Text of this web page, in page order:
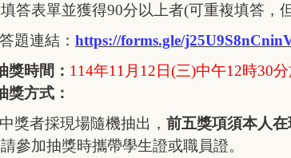
填答表單並獲得90分以上者(可重複填答，
答題連結： https://forms.gle/
獎時間： 114年11月12日(三)中午12時30
獎方式：
中獎者採現場隨機抽出， 前五獎項須本人
請參加抽獎時攜帶學生證或職員證。